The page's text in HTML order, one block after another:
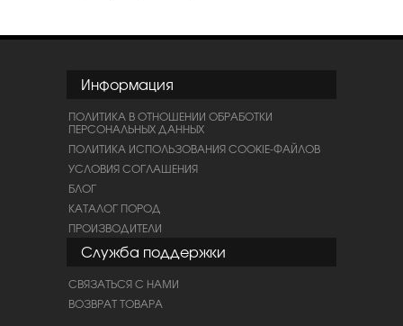
Информация
ПОЛИТИКА В ОТНОШЕНИИ ОБРАБОТКИ
ПЕРСОНАЛЬНЫХ ДАННЫХ
ПОЛИТИКА ИСПОЛЬЗОВАНИЯ COOKIE-ФАЙЛОВ
УСЛОВИЯ СОГЛАШЕНИЯ
БЛОГ
КАТАЛОГ ПОРОД
ПРОИЗВОДИТЕЛИ
Служба поддержки
СВЯЗАТЬСЯ С НАМИ
ВОЗВРАТ ТОВАРА